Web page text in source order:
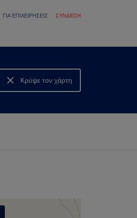
ΓΙΑ ΕΠΙΧΕΙΡΉΣΕΙΣ ΣΎΝΔΕΣΗ
Κρύψε τον χάρτη
Δες τον χάρτη